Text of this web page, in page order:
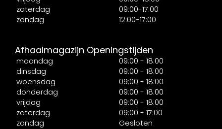
zaterdag
09:00-17:00
zondag
12:00-17:00
Afhaalmagazijn Openingstijden
maandag
09:00 - 18:00
dinsdag
09:00 - 18:00
woensdag
09:00 - 18:00
donderdag
09:00 - 18:00
vrijdag
09:00 - 18:00
zaterdag
09:00 - 17:00
zondag
Gesloten